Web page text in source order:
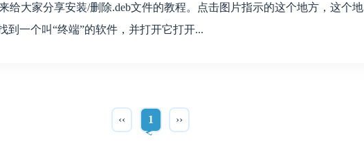
给大家分享安装/删除.deb文件的教程。点击图片指示的这个地方，这个地
到一个叫“终端”的软件，并打开它打开...
‹‹ 1 ››